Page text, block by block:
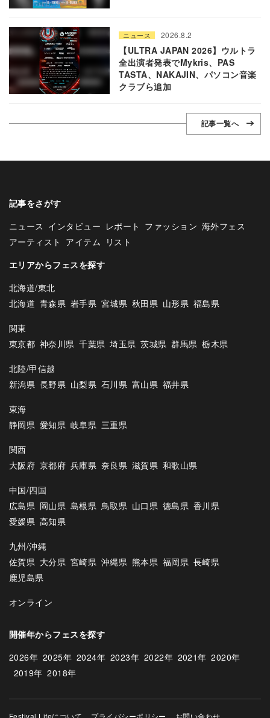
ニュース 2026.8.2
【ULTRA JAPAN 2026】ウルトラ
全出演者発表でMykris、PAS
TASTA、NAKAJIN、パソコン音楽
クラブら追加
記事一覧へ
記事をさがす
ニュース インタビュー レポート ファッション 海外フェス
アーティスト アイテム
リスト
エリアからフェスを探す
北海道/東北
北海道 青森県 岩手県 宮城県 秋田県 山形県 福島県
関東
東京都 神奈川県 千葉県 埼玉県 茨城県 群馬県 栃木県
北陸/甲信越
新潟県 長野県 山梨県 石川県 富山県 福井県
東海
静岡県 愛知県 岐阜県 三重県
関西
大阪府 京都府 兵庫県 奈良県 滋賀県 和歌山県
中国/四国
広島県 岡山県 島根県 鳥取県 山口県 徳島県 香川県
愛媛県 高知県
九州/沖縄
佐賀県 大分県 宮崎県 沖縄県 熊本県 福岡県 長崎県
鹿児島県
オンライン
開催年からフェスを探す
2026年 2025年 2024年 2023年 2022年 2021年 2020年
2019年 2018年
Festival Lifeについて プライバシーポリシー お問い合わせ